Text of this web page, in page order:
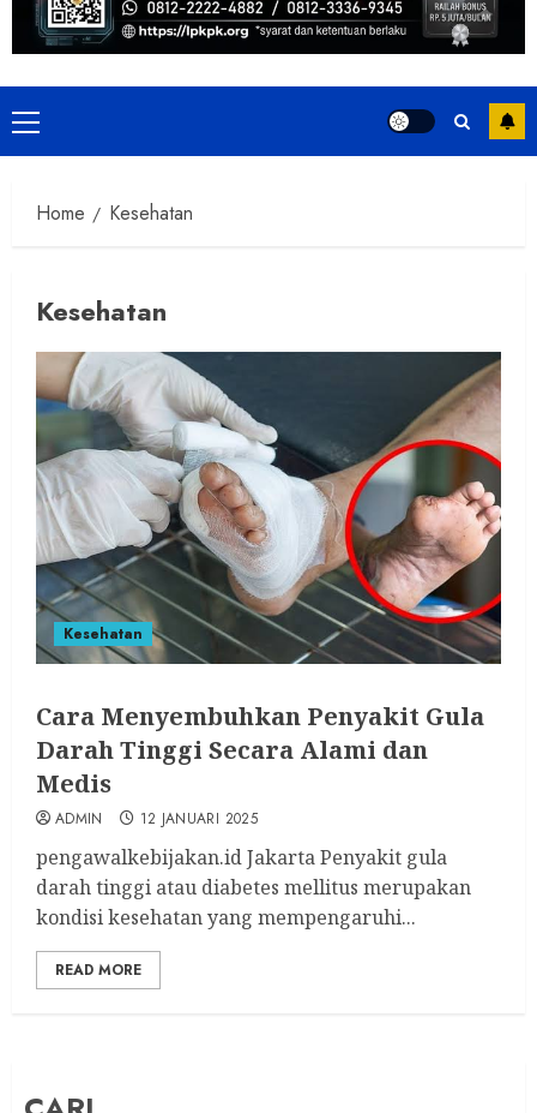
Primary
Menu
Home Kesehatan
Kesehatan
Kesehatan
Cara Menyembuhkan Penyakit Gula
Darah Tinggi Secara Alami dan
Medis
ADMIN 12 JANUARI 2025
pengawalkebijakan.id Jakarta Penyakit gula
darah tinggi atau diabetes mellitus merupakan
kondisi kesehatan yang mempengaruhi...
READ MORE